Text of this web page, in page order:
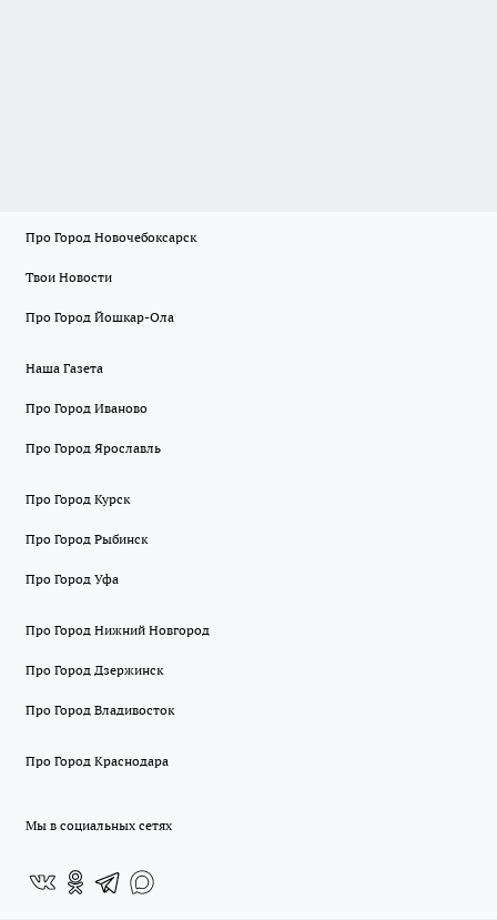
Про Город Новочебоксарск
Твои Новости
Про Город Йошкар-Ола
Наша Газета
Про Город Иваново
Про Город Ярославль
Про Город Курск
Про Город Рыбинск
Про Город Уфа
Про Город Нижний Новгород
Про Город Дзержинск
Про Город Владивосток
Про Город Краснодара
Мы в социальных сетях